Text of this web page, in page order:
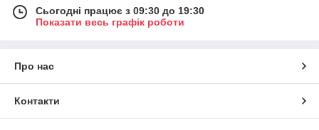
Сьогодні працює з 09:30 до 19:30
Показати весь графік роботи
Про нас
Контакти